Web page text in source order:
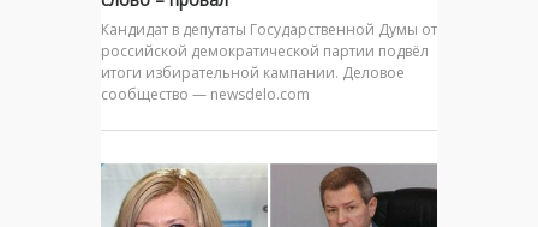
Кандидат в депутаты Государственной Думы от
российской демократической партии подвёл
итоги избирательной кампании. Деловое
сообщество — newsdelo.com